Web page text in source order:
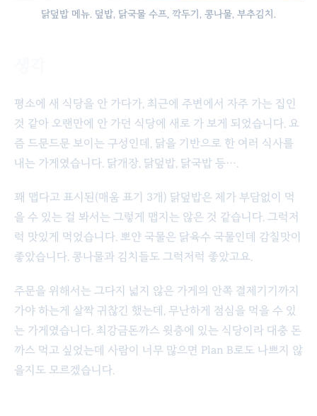
닭덮밥 메뉴. 덮밥, 닭국물 수프, 깍두기, 콩나물, 부추김치.
평소에 새 식당을 안 가다가, 최근에 주변에서 자주 가는 집인
것 같아 오랜만에 안 가던 식당에 새로 가 보게 되었습니다. 요
즘 드문드문 보이는 구성인데, 닭을 기반으로 한 여러 식사를
내는 가게였습니다. 닭개장, 닭덮밥, 닭국밥 등….
꽤 맵다고 표시된(매움 표기 3개) 닭덮밥은 제가 부담없이 먹
을 수 있는 걸 봐서는 그렇게 맵지는 않은 것 같습니다. 그럭저
럭 맛있게 먹었습니다. 뽀얀 국물은 닭육수 국물인데 감칠맛이
좋았습니다. 콩나물과 김치들도 그럭저럭 좋았고요.
주문을 위해서는 그다지 넓지 않은 가게의 안쪽 결제기기까지
가야 하는게 살짝 귀찮긴 했는데, 무난하게 점심을 먹을 수 있
는 가게였습니다. 최강금돈까스 윗층에 있는 식당이라 대충 돈
까스 먹고 싶었는데 사람이 너무 많으면 Plan B로도 나쁘지 않
을지도 모르겠습니다.